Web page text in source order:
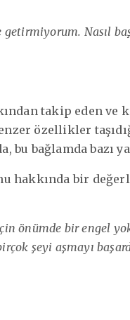
Nasıl
takip eden ve
özellikler
bu bağlamda bazı
hakkında bir
önümde bir engel
şeyi aşmayı